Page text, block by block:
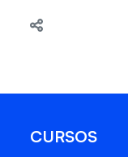
CURSOS